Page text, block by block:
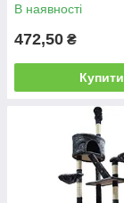
В наявності
472,50 ₴
Купити